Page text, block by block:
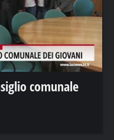
comunale